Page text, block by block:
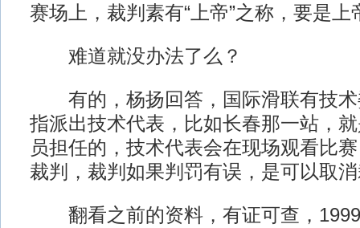
赛场上，裁判素有“上帝”之称，要是
难道就没办法了么？
有的，杨扬回答，国际滑联有技术
指派出技术代表，比如长春那一站，
员担任的，技术代表会在现场观看比
裁判，裁判如果判罚有误，是可以取
翻看之前的资料，有证可查，1999